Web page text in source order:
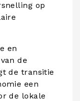
op
en
de
de transitie
een
de lokale